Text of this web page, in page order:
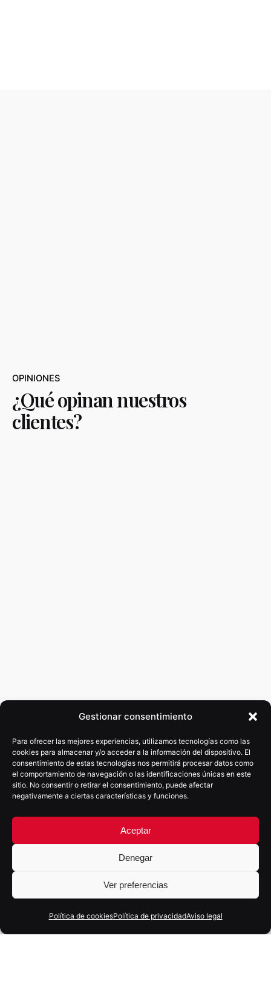
Gestionar consentimiento
Para ofrecer las mejores experiencias, utilizamos tecnologías como las
cookies para almacenar y/o acceder a la información del dispositivo. El
consentimiento de estas tecnologías nos permitirá procesar datos como
el comportamiento de navegación o las identificaciones únicas en este
sitio. No consentir o retirar el consentimiento, puede afectar
negativamente a ciertas características y funciones.
Aceptar
Denegar
Ver preferencias
Política de cookiesPolítica de privacidadAviso legal
OPINIONES
¿Qué opinan nuestros
clientes?